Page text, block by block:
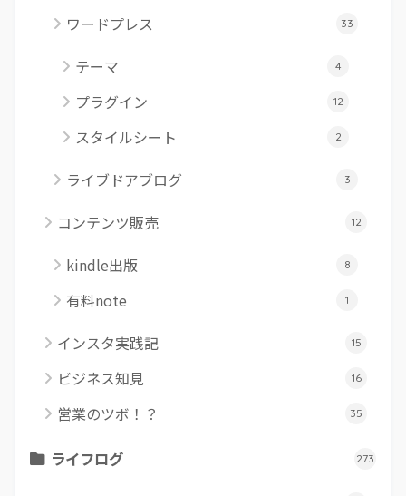
ワードプレス 33
テーマ 4
プラグイン 12
スタイルシート 2
ライブドアブログ 3
コンテンツ販売 12
kindle出版 8
有料note 1
インスタ実践記 15
ビジネス知見 16
営業のツボ！？ 35
ライフログ 273